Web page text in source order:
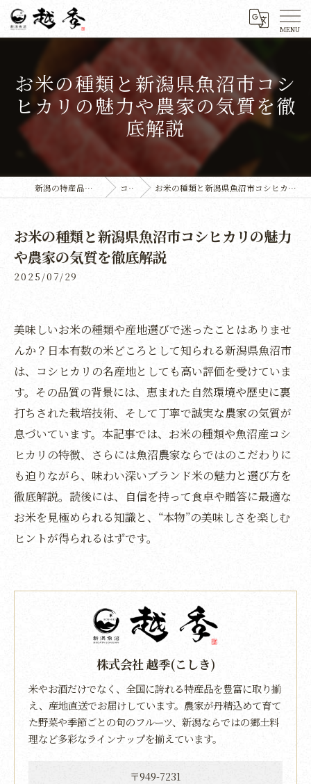
お米の種類と新潟県魚沼市コシ
ヒカリの魅力や農家の気質を徹
底解説
新潟の特産品なら株式会社越季 コラム お米の種類と新潟県魚沼市コシヒカリの魅力や農家の気質を徹底解説
お米の種類と新潟県魚沼市コシヒカリの魅力
や農家の気質を徹底解説
2025/07/29
美味しいお米の種類や産地選びで迷ったことはありませ
んか？日本有数の米どころとして知られる新潟県魚沼市
は、コシヒカリの名産地としても高い評価を受けていま
す。その品質の背景には、恵まれた自然環境や歴史に裏
打ちされた栽培技術、そして丁寧で誠実な農家の気質が
息づいています。本記事では、お米の種類や魚沼産コシ
ヒカリの特徴、さらには魚沼農家ならではのこだわりに
も迫りながら、味わい深いブランド米の魅力と選び方を
徹底解説。読後には、自信を持って食卓や贈答に最適な
お米を見極められる知識と、“本物”の美味しさを楽しむ
ヒントが得られるはずです。
株式会社 越季(こしき)
米やお酒だけでなく、全国に誇れる特産品を豊富に取り揃
え、産地直送でお届けしています。農家が丹精込めて育て
た野菜や季節ごとの旬のフルーツ、新潟ならではの郷土料
理など多彩なラインナップを揃えています。
〒949-7231